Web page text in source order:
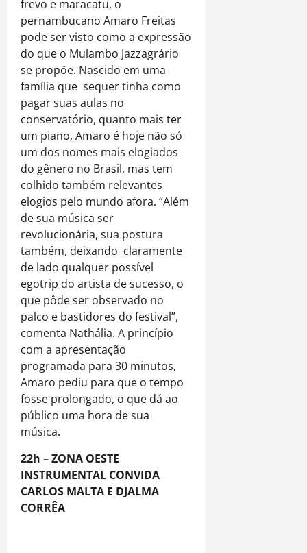
frevo e maracatu, o
pernambucano Amaro Freitas
pode ser visto como a expressão
do que o Mulambo Jazzagrário
se propõe. Nascido em uma
família que sequer tinha como
pagar suas aulas no
conservatório, quanto mais ter
um piano, Amaro é hoje não só
um dos nomes mais elogiados
do gênero no Brasil, mas tem
colhido também relevantes
elogios pelo mundo afora. “Além
de sua música ser
revolucionária, sua postura
também, deixando claramente
de lado qualquer possível
egotrip do artista de sucesso, o
que pôde ser observado no
palco e bastidores do festival”,
comenta Nathália. A princípio
com a apresentação
programada para 30 minutos,
Amaro pediu para que o tempo
fosse prolongado, o que dá ao
público uma hora de sua
música.
22h – ZONA OESTE
INSTRUMENTAL CONVIDA
CARLOS MALTA E DJALMA
CORRÊA